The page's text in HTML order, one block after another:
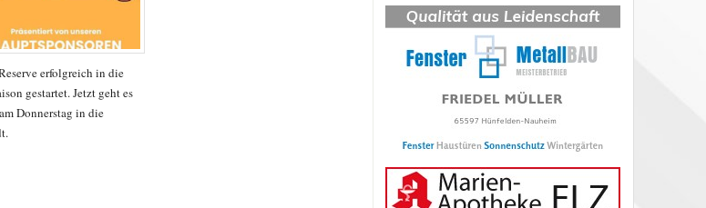
erfolgreich in die
gestartet. Jetzt geht es
Donnerstag in die